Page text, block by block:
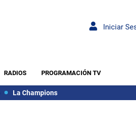
Iniciar
RADIOS PROGRAMACIÓN TV
La Champions